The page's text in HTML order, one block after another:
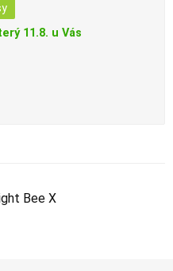
11.8. u Vás
Bee X